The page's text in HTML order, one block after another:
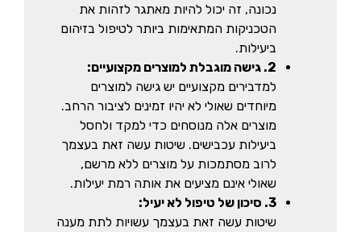
נכונה, זה יכול להיות מאתגר לזהות את
הטכניקות המתאימות ביותר לטיפול בזיהום
ביעילות.
2. גישה מוגבלת למוצרים מקצועיים:
למדבירים מקצועיים יש גישה למוצרים
מיוחדים שאולי לא יהיו זמינים לציבור הרחב.
מוצרים אלה מנוסחים כדי למקד ולחסל
ביעילות עכבישים. שיטות עשה זאת בעצמך
לרוב מסתמכות על מוצרים ללא מרשם,
שאולי אינם מציעים את אותה רמת יעילות.
3. סיכון של טיפול לא יעיל:
שיטות עשה זאת בעצמך עשויות לתת מענה